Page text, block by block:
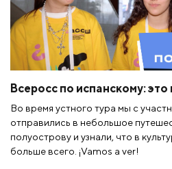
Всеросс по испанскому:
Во время устного тура мы с
отправились в небольшое
полуострову и узнали, что в
больше всего. ¡Vamos a ver!